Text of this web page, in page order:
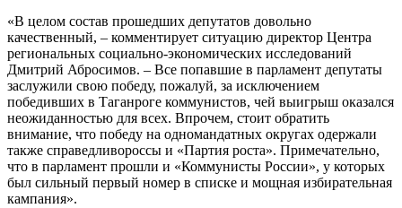
«В целом состав прошедших депутатов довольно
качественный, – комментирует ситуацию директор Центра
региональных социально-экономических исследований
Дмитрий Абросимов. – Все попавшие в парламент депутаты
заслужили свою победу, пожалуй, за исключением
победивших в Таганроге коммунистов, чей выигрыш оказался
неожиданностью для всех. Впрочем, стоит обратить
внимание, что победу на одномандатных округах одержали
также справедливороссы и «Партия роста». Примечательно,
что в парламент прошли и «Коммунисты России», у которых
был сильный первый номер в списке и мощная избирательная
кампания».